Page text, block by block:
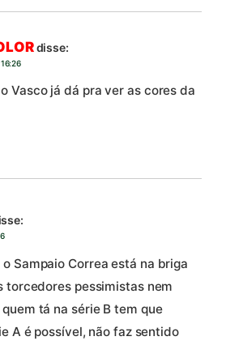
disse:
Vasco já dá pra ver as cores da
Sampaio Correa está na briga
torcedores pessimistas nem
tá na série B tem que
A é possível, não faz sentido